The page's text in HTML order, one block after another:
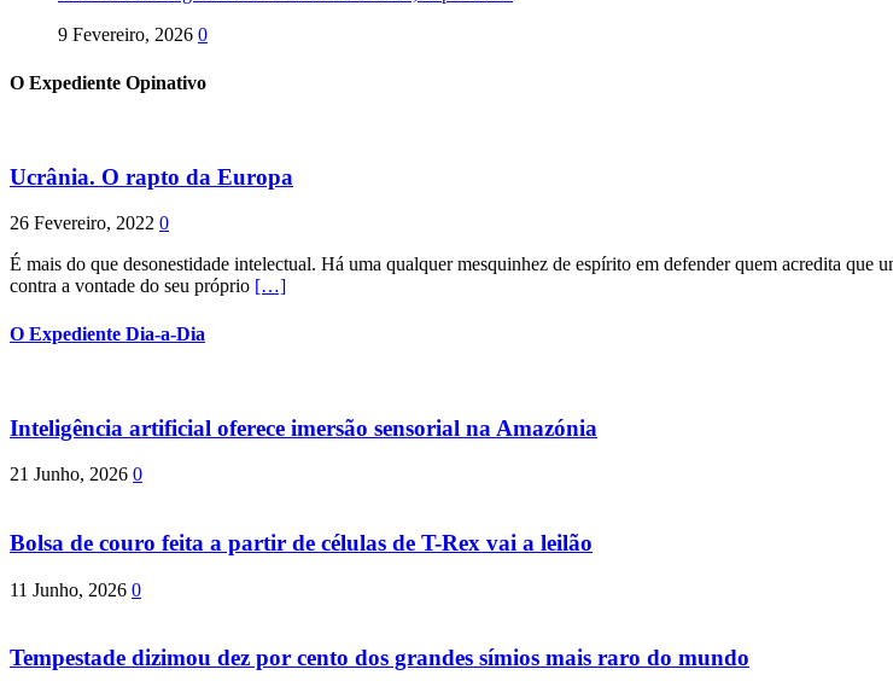
9 Fevereiro, 2026 0
O Expediente Opinativo
Ucrânia. O rapto da Europa
26 Fevereiro, 2022 0
É mais do que desonestidade intelectual. Há uma qualquer mesquinhez de espírito em defender quem acredita
contra a vontade do seu próprio […]
O Expediente Dia-a-Dia
Inteligência artificial oferece imersão sensorial na Amazónia
21 Junho, 2026 0
Bolsa de couro feita a partir de células de T-Rex vai a leilão
11 Junho, 2026 0
Tempestade dizimou dez por cento dos grandes símios mais raro do mundo